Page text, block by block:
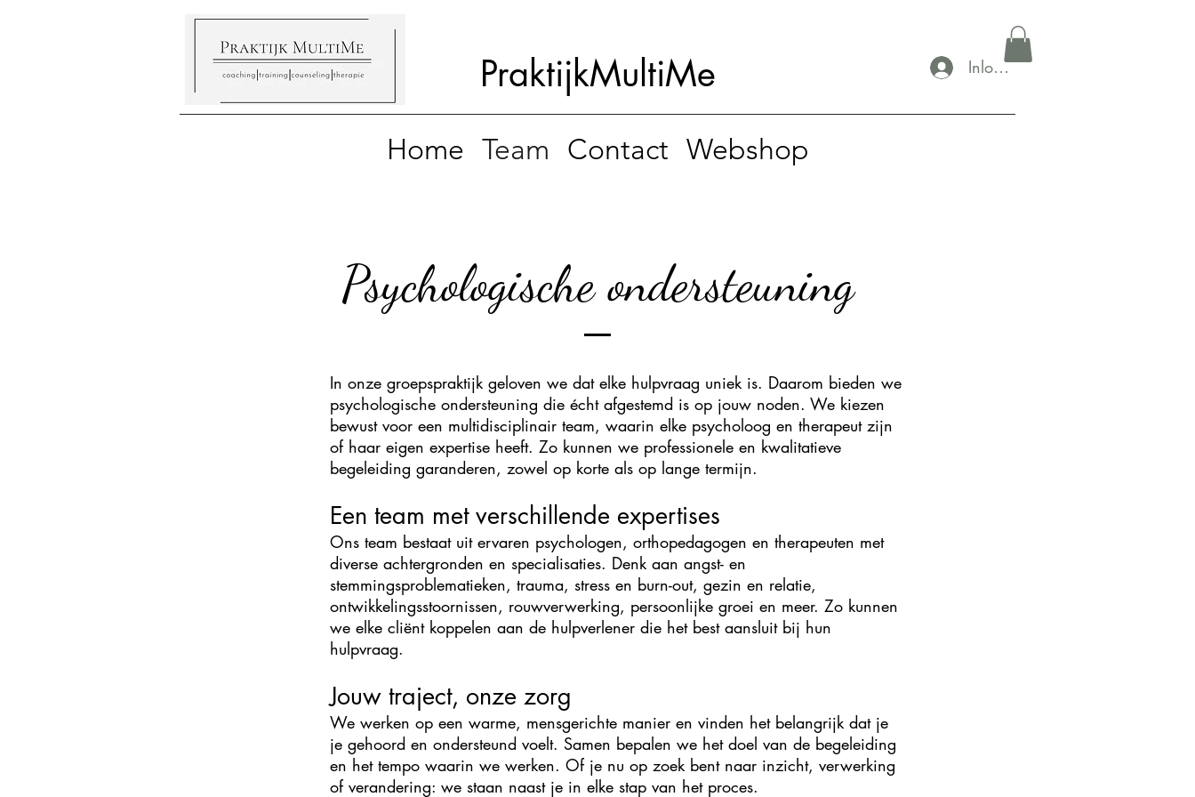
PraktijkMultiMe Inloggen
Home Team Contact Webshop
Psychologische ondersteuning
In onze groepspraktijk geloven we dat elke hulpvraag uniek is. Daarom bieden we
psychologische ondersteuning die écht afgestemd is op jouw noden. We kiezen
bewust voor een multidisciplinair team, waarin elke psycholoog en therapeut zijn
of haar eigen expertise heeft. Zo kunnen we professionele en kwalitatieve
begeleiding garanderen, zowel op korte als op lange termijn.​
Een team met verschillende expertises
Ons team bestaat uit ervaren psychologen, orthopedagogen en therapeuten met
diverse achtergronden en specialisaties. Denk aan angst- en
stemmingsproblematieken, trauma, stress en burn-out, gezin en relatie,
ontwikkelingsstoornissen, rouwverwerking, persoonlijke groei en meer. Zo kunnen
we elke cliënt koppelen aan de hulpverlener die het best aansluit bij hun
hulpvraag.
​Jouw traject, onze zorg
We werken op een warme, mensgerichte manier en vinden het belangrijk dat je
je gehoord en ondersteund voelt. Samen bepalen we het doel van de begeleiding
en het tempo waarin we werken. Of je nu op zoek bent naar inzicht, verwerking
of verandering: we staan naast je in elke stap van het proces.